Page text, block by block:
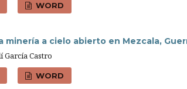
WORD
a cielo abierto en Mezcala,
García Castro
WORD